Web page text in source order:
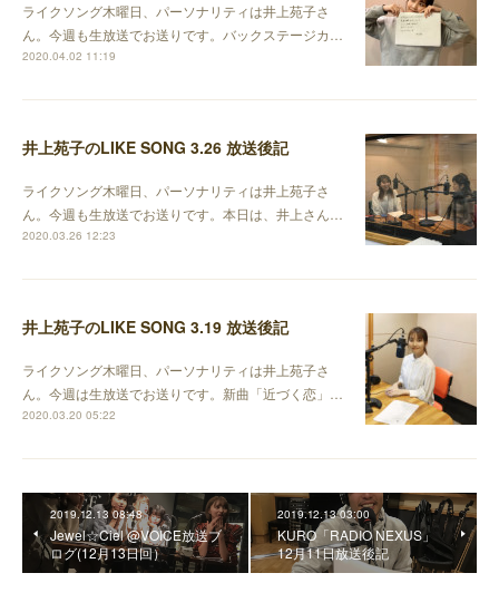
ライクソング木曜日、パーソナリティは井上苑子さ
ん。今週も生放送でお送りです。バックステージカ…
2020.04.02 11:19
井上苑子のLIKE SONG 3.26 放送後記
ライクソング木曜日、パーソナリティは井上苑子さ
ん。今週も生放送でお送りです。本日は、井上さん…
2020.03.26 12:23
井上苑子のLIKE SONG 3.19 放送後記
ライクソング木曜日、パーソナリティは井上苑子さ
ん。今週は生放送でお送りです。新曲「近づく恋」…
2020.03.20 05:22
2019.12.13 08:48
Jewel☆Ciel @VOICE放送ブ
ログ(12月13日回）
2019.12.13 03:00
KURO「RADIO NEXUS」
12月11日放送後記